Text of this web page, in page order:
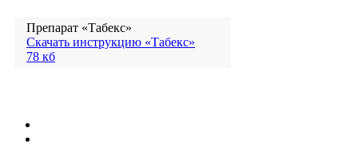
Препарат «Табекс»
Скачать инструкцию «Табекс»
78 кб